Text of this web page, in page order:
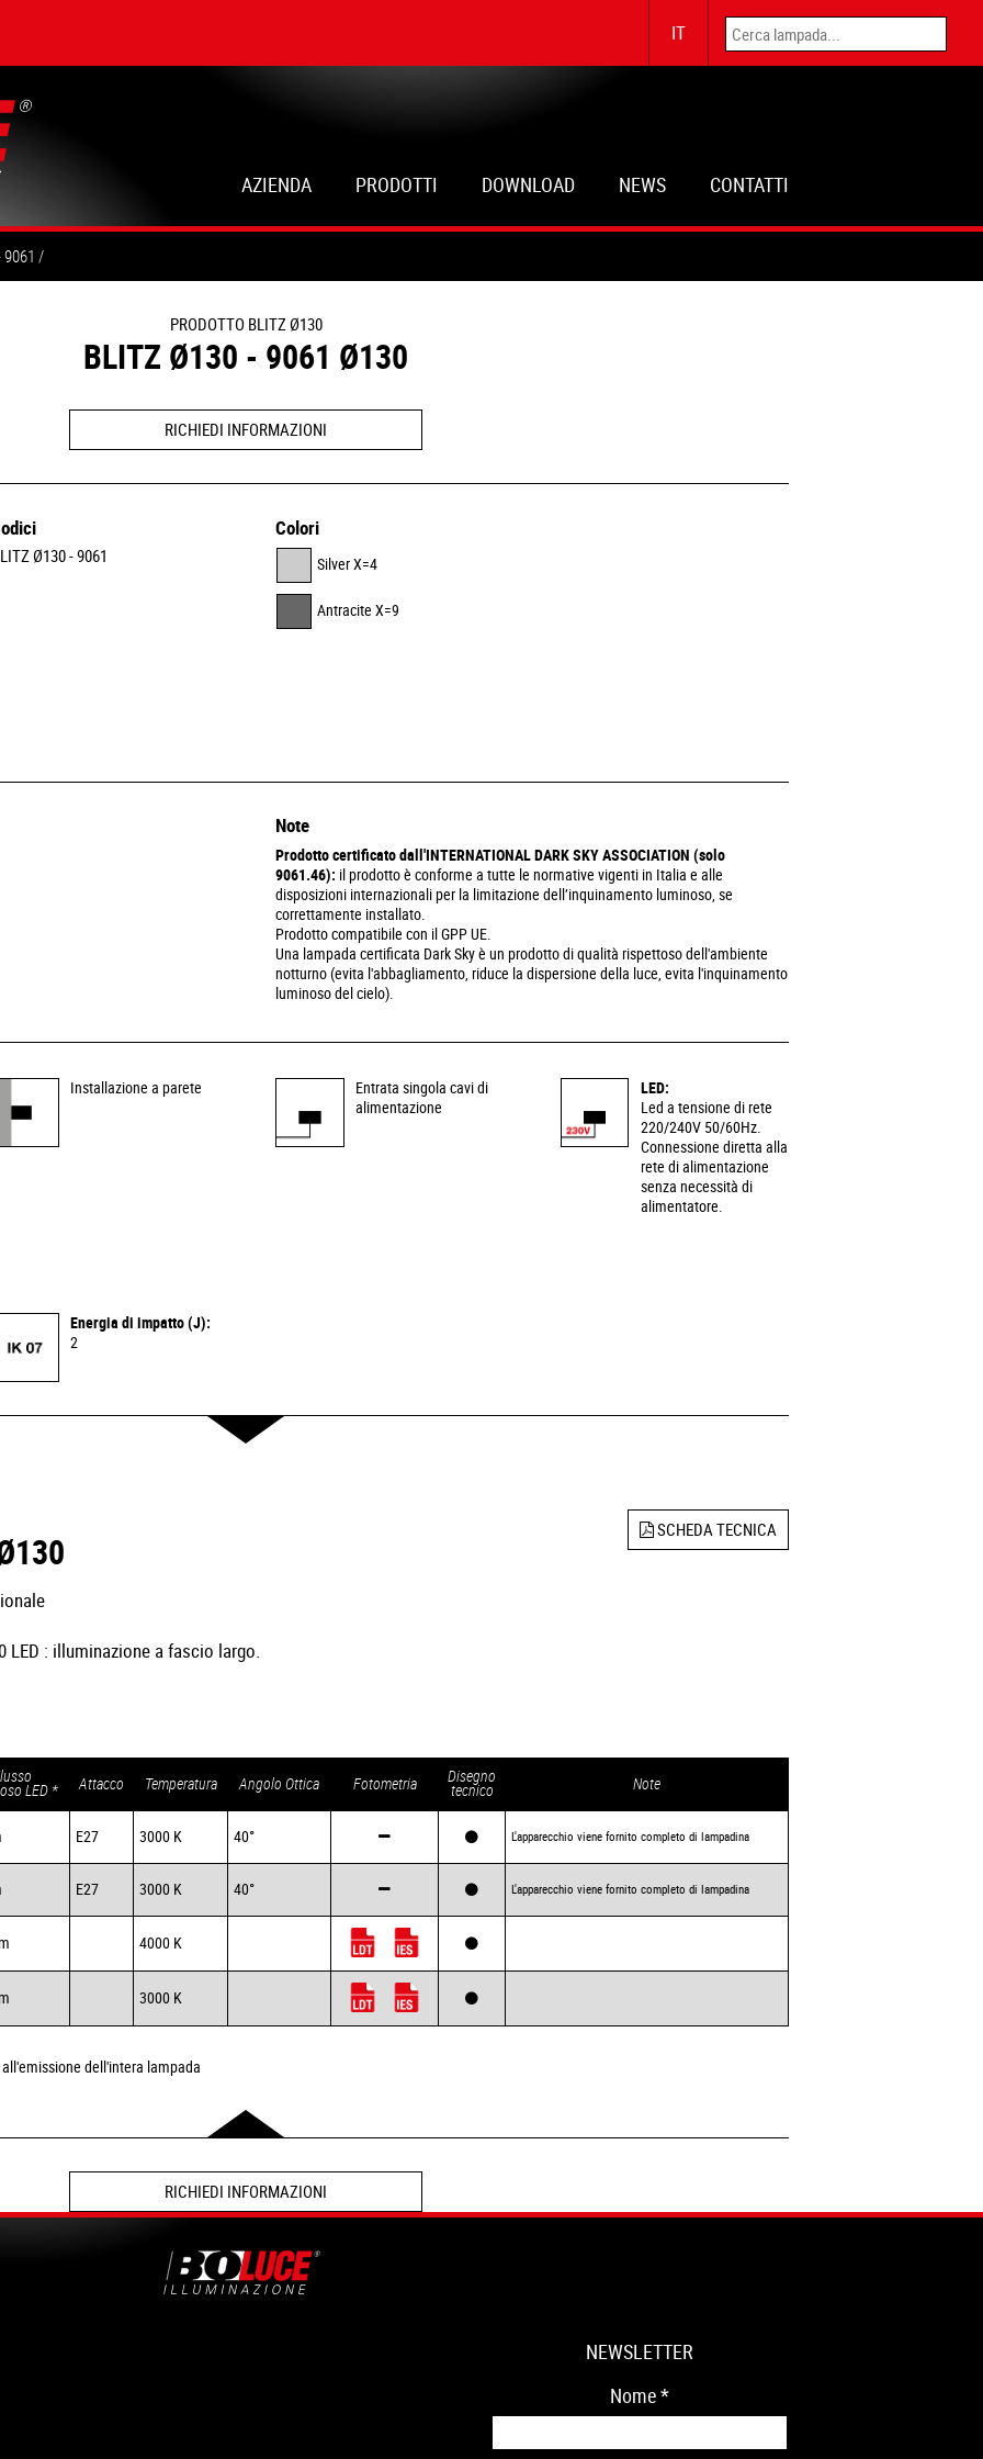
IT
AZIENDA PRODOTTI DOWNLOAD NEWS CONTATTI
PRODOTTO BLITZ Ø130
BLITZ Ø130 - 9061 Ø130
RICHIEDI INFORMAZIONI
Ø130 - 9061
Colori
Silver X=4
Antracite X=9
Note
Prodotto certificato dall'INTERNATIONAL DARK SKY ASSOCIATION (solo
9061.46): il prodotto è conforme a tutte le normative vigenti in Italia e alle
disposizioni internazionali per la limitazione dell’inquinamento luminoso, se
correttamente installato.
Prodotto compatibile con il GPP UE.
Una lampada certificata Dark Sky è un prodotto di qualità rispettoso dell'ambiente
notturno (evita l'abbagliamento, riduce la dispersione della luce, evita l'inquinamento
luminoso del cielo).
Installazione a parete
Entrata singola cavi di
alimentazione
LED:
Led a tensione di rete
220/240V 50/60Hz.
Connessione diretta alla
rete di alimentazione
senza necessità di
alimentatore.
Energia di impatto (J):
2
SCHEDA TECNICA
LED : illuminazione a fascio largo.
LED * Attacco Temperatura Angolo Ottica Fotometria Disegno
tecnico Note
E27 3000 K 40° L'apparecchio viene fornito completo di lampadina
E27 3000 K 40° L'apparecchio viene fornito completo di lampadina
4000 K
3000 K
dell'intera lampada
RICHIEDI INFORMAZIONI
NEWSLETTER
Nome*